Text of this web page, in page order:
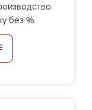
без %.